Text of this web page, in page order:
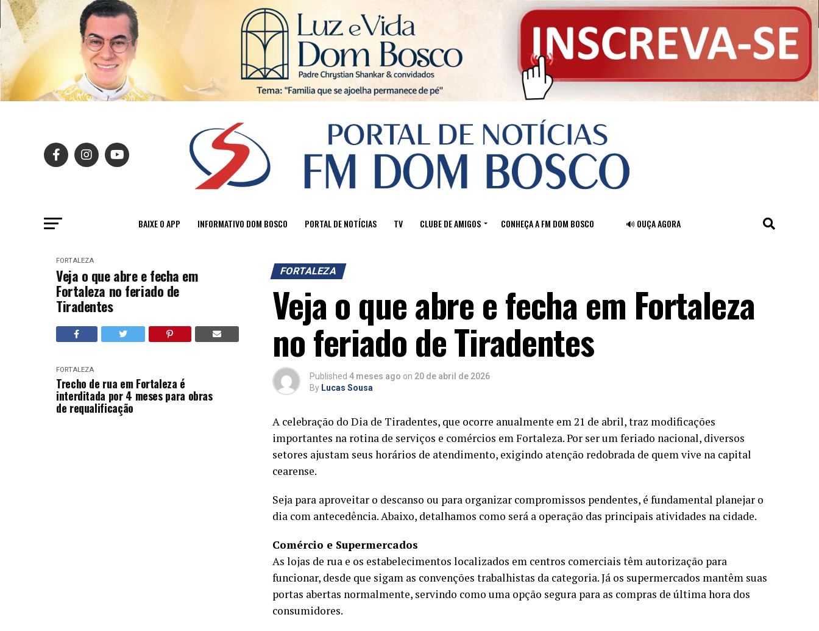
BAIXE O APP INFORMATIVO DOM BOSCO PORTAL DE NOTÍCIAS TV CLUBE DE AMIGOS CONHEÇA A FM DOM BOSCO 🔊 OUÇA AGORA
FORTALEZA
Veja o que abre e fecha em
Fortaleza no feriado de
Tiradentes
FORTALEZA
Trecho de rua em Fortaleza é
interditada por 4 meses para obras
de requalificação
FORTALEZA
Veja o que abre e fecha em Fortaleza
no feriado de Tiradentes
Published 4 meses ago on 20 de abril de 2026
By Lucas Sousa
A celebração do Dia de Tiradentes, que ocorre anualmente em 21 de abril, traz modificações
importantes na rotina de serviços e comércios em Fortaleza. Por ser um feriado nacional, diversos
setores ajustam seus horários de atendimento, exigindo atenção redobrada de quem vive na capital
cearense.
Seja para aproveitar o descanso ou para organizar compromissos pendentes, é fundamental planejar o
dia com antecedência. Abaixo, detalhamos como será a operação das principais atividades na cidade.
Comércio e Supermercados
As lojas de rua e os estabelecimentos localizados em centros comerciais têm autorização para
funcionar, desde que sigam as convenções trabalhistas da categoria. Já os supermercados mantêm suas
portas abertas normalmente, servindo como uma opção segura para as compras de última hora dos
consumidores.
Sair da versão mobile